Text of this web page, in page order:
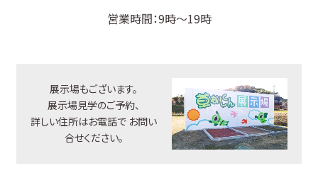
営業時間：9時～19時
展示場もございます。
展示場見学のご予約、
詳しい住所はお電話で お問い
合せください。